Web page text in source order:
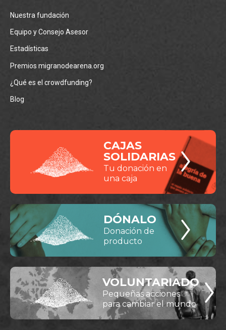
Nuestra fundación
Equipo y Consejo Asesor
Estadísticas
Premios migranodearena.org
¿Qué es el crowdfunding?
Blog
CAJAS
SOLIDARIAS
Tu donación en
una caja
DÓNALO
Donación de
producto
VOLUNTARIADO
Pequeñas acciones
para cambiar el mundo